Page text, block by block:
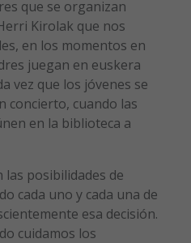
que se organizan
Kirolak que nos
en los momentos en
juegan en euskera
vez que los jóvenes se
concierto, cuando las
en la biblioteca a
las posibilidades de
cada uno y cada una de
esa decisión.
cuidamos los